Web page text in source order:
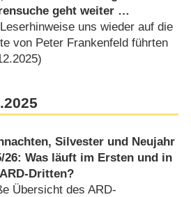
geht weiter …
uns wieder auf die
von Peter Frankenfeld führten
Silvester und Neujahr
​26: Was läuft im Ersten und in
Dritten?
Übersicht des ARD-